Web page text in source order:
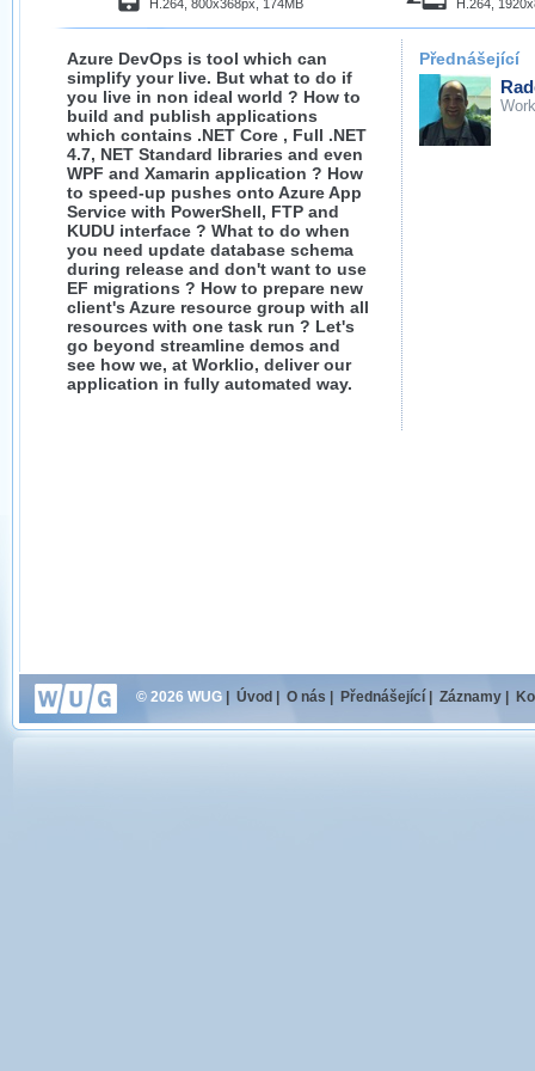
H.264, 800x368px, 174MB H.264,
Azure DevOps is tool which can
simplify your live. But what to do if
you live in non ideal world ? How to
build and publish applications
which contains .NET Core , Full .NET
4.7, NET Standard libraries and even
WPF and Xamarin application ? How
to speed-up pushes onto Azure App
Service with PowerShell, FTP and
KUDU interface ? What to do when
you need update database schema
during release and don't want to use
EF migrations ? How to prepare new
client's Azure resource group with all
resources with one task run ? Let's
go beyond streamline demos and
see how we, at Worklio, deliver our
application in fully automated way.
Přednášející
© 2026 WUG Úvod O nás Přednášející Záznamy